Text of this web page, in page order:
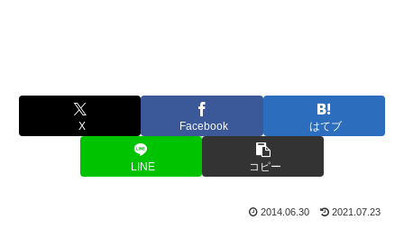
X Facebook はてブ
LINE コピー
2014.06.30 2021.07.23